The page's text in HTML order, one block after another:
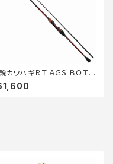
カワハギＲＴ ＡＧＳ ＢＯＴＴ
?2